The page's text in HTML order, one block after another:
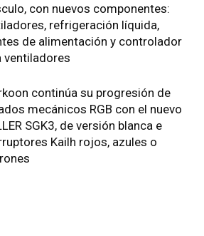
con nuevos componentes:
refrigeración líquida,
de alimentación y controlador
ventiladores
continúa su progresión de
mecánicos RGB con el nuevo
SGK3, de versión blanca e
Kailh rojos, azules o